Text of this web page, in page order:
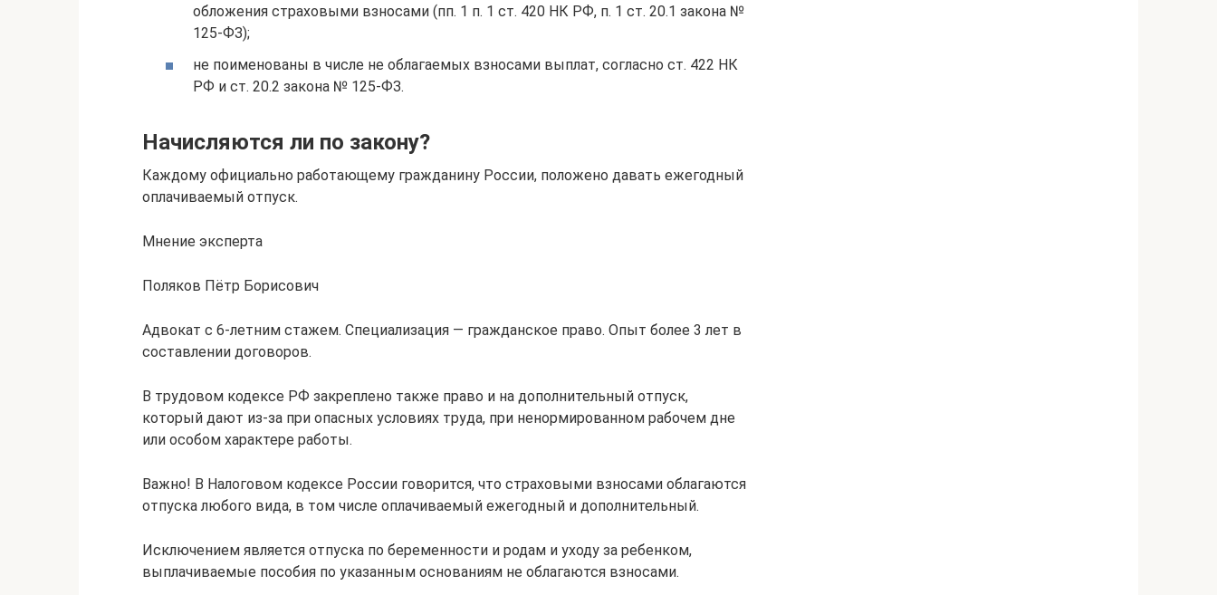
обложения страховыми взносами (пп. 1 п. 1 ст. 420 НК РФ, п. 1 ст. 20.1 закона №
125-ФЗ);
не поименованы в числе не облагаемых взносами выплат, согласно ст. 422 НК
РФ и ст. 20.2 закона № 125-ФЗ.
Начисляются ли по закону?
Каждому официально работающему гражданину России, положено давать ежегодный
оплачиваемый отпуск.
Мнение эксперта
Поляков Пётр Борисович
Адвокат с 6-летним стажем. Специализация — гражданское право. Опыт более 3 лет в
составлении договоров.
В трудовом кодексе РФ закреплено также право и на дополнительный отпуск,
который дают из-за при опасных условиях труда, при ненормированном рабочем дне
или особом характере работы.
Важно! В Налоговом кодексе России говорится, что страховыми взносами облагаются
отпуска любого вида, в том числе оплачиваемый ежегодный и дополнительный.
Исключением является отпуска по беременности и родам и уходу за ребенком,
выплачиваемые пособия по указанным основаниям не облагаются взносами.